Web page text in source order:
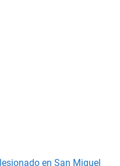
en San Miguel